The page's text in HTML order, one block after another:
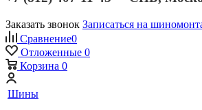
Заказать звонок Записаться на
Сравнение0
Отложенные 0
Корзина 0
Шины